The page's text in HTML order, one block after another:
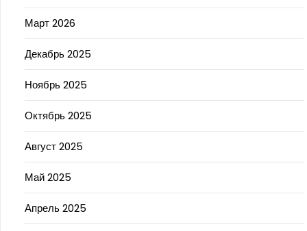
Март 2026
Декабрь 2025
Ноябрь 2025
Октябрь 2025
Август 2025
Май 2025
Апрель 2025